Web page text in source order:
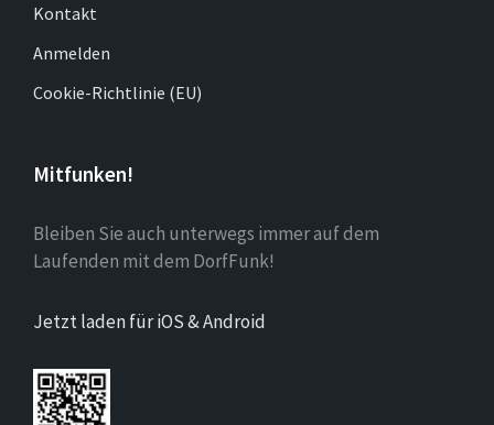
Kontakt
Anmelden
Cookie-Richtlinie (EU)
Mitfunken!
Bleiben Sie auch unterwegs immer auf dem
Laufenden mit dem DorfFunk!
Jetzt laden für iOS & Android